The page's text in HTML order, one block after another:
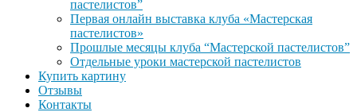
пастелистов”
Первая онлайн выставка клуба «Мастерская
пастелистов»
Прошлые месяцы клуба “Мастерской пастелистов”
Отдельные уроки мастерской пастелистов
Купить картину
Отзывы
Контакты